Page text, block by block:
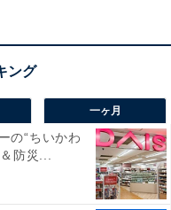
番地
一ヶ月
の“ちいかわ
防災...